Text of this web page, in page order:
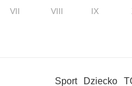
VII
VIII IX
Sport Dziecko